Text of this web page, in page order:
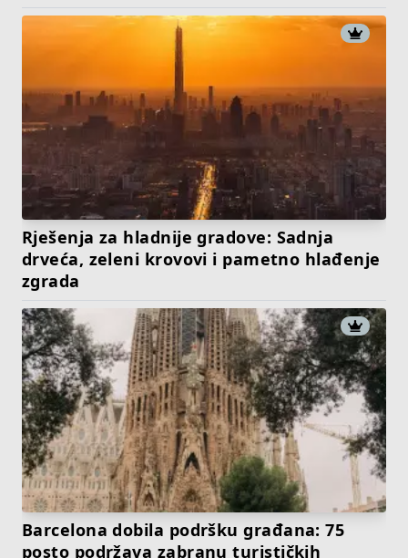
Rješenja za hladnije gradove: Sadnja
drveća, zeleni krovovi i pametno hlađenje
zgrada
Barcelona dobila podršku građana: 75
posto podržava zabranu turističkih